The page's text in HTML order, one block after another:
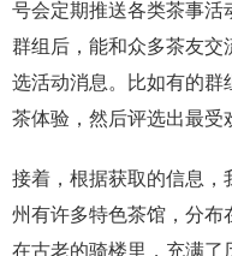
号会定期推送各类茶事活
群组后，能和众多茶友交
选活动消息。比如有的群
茶体验，然后评选出最受
接着，根据获取的信息，
州有许多特色茶馆，分布
在古老的骑楼里，充满了